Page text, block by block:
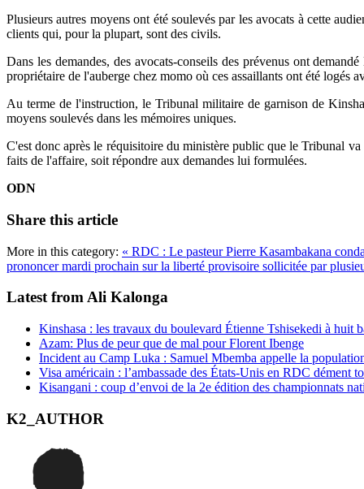
Plusieurs autres moyens ont été soulevés par les avocats à cette
clients qui, pour la plupart, sont des civils.
Dans les demandes, des avocats-conseils des prévenus ont
propriétaire de l'auberge chez momo où ces assaillants ont été logés
Au terme de l'instruction, le Tribunal militaire de garnison de
moyens soulevés dans les mémoires uniques.
C'est donc après le réquisitoire du ministère public que le Tribunal
faits de l'affaire, soit répondre aux demandes lui formulées.
ODN
Share this article
More in this category: « RDC : Le pasteur Pierre Kasambakana
prononcer mardi prochain sur la liberté provisoire sollicitée par
Latest from Ali Kalonga
Kinshasa : les travaux du boulevard Étienne Tshisekedi à huit
Azam: Plus de peur que de mal pour Florent Ibenge
Incident au Camp Luka : Samuel Mbemba appelle la
Visa américain : l’ambassade des États-Unis en RDC dément
Kisangani : coup d’envoi de la 2e édition des championnats
K2_AUTHOR